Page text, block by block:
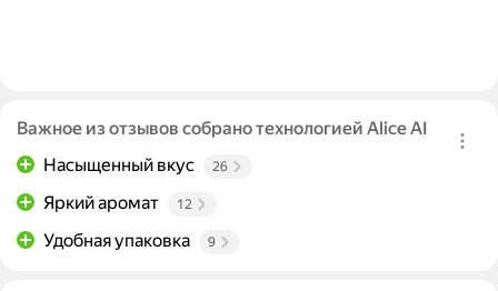
Важное из отзывов собрано технологией Alice AI
Насыщенный вкус
26
Яркий аромат 12
Удобная упаковка 9